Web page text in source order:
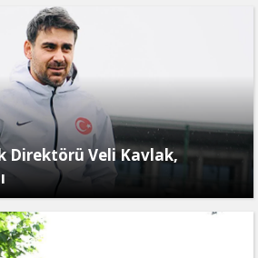
Direktörü Veli Kavlak,